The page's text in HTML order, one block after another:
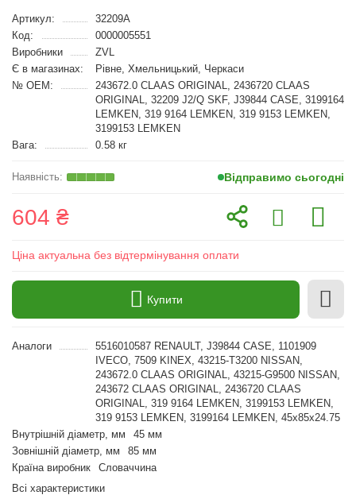
Артикул:
32209A
Код:
0000005551
Виробники
ZVL
Є в магазинах:
Рівне, Хмельницький, Черкаси
№ OEM:
243672.0 CLAAS ORIGINAL, 2436720 CLAAS
ORIGINAL, 32209 J2/Q SKF, J39844 CASE, 3199164
LEMKEN, 319 9164 LEMKEN, 319 9153 LEMKEN,
3199153 LEMKEN
Вага:
0.58 кг
Відправимо сьогодні
604 ₴
Ціна актуальна без відтермінування оплати
Купити
Аналоги
5516010587 RENAULT, J39844 CASE, 1101909
IVECO, 7509 KINEX, 43215-T3200 NISSAN,
243672.0 CLAAS ORIGINAL, 43215-G9500 NISSAN,
243672 CLAAS ORIGINAL, 2436720 CLAAS
ORIGINAL, 319 9164 LEMKEN, 3199153 LEMKEN,
319 9153 LEMKEN, 3199164 LEMKEN, 45x85x24.75
Внутрішній діаметр, мм
45 мм
Зовнішній діаметр, мм
85 мм
Країна виробник
Словаччина
Всі характеристики